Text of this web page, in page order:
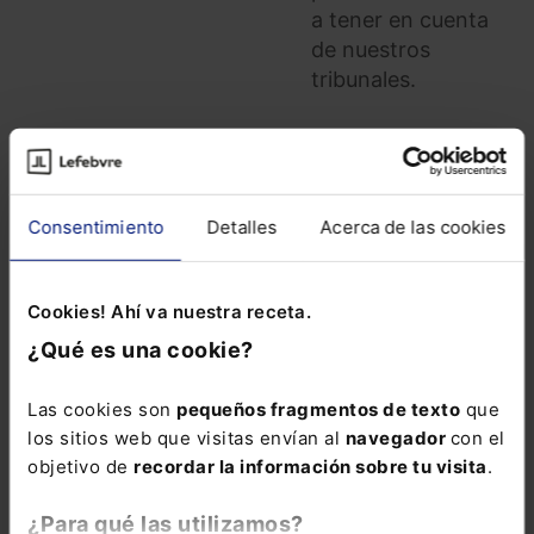
Consentimiento Detalles Acerca de las cookies
Cookies! Ahí va nuestra receta.
¿Qué es una cookie?
Las cookies son pequeños fragmentos de texto que
los sitios web que visitas envían al navegador con el
objetivo de recordar la información sobre tu visita.
¿Para qué las utilizamos?
a tener en cuenta
de nuestros
tribunales.
COMENTARIOS
COMENTAR
ALERTAS